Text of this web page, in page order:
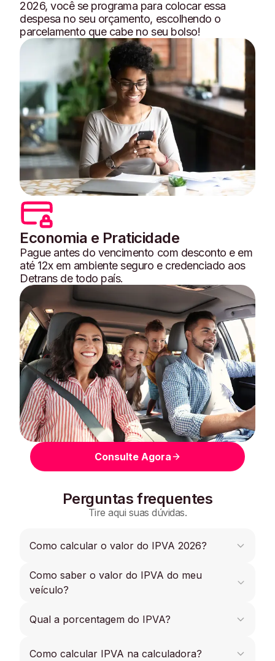
2026, você se programa para colocar essa
despesa no seu orçamento, escolhendo o
parcelamento que cabe no seu bolso!
Economia e Praticidade
Pague antes do vencimento com desconto e em
até 12x em ambiente seguro e credenciado aos
Detrans de todo país.
Consulte Agora
Perguntas frequentes
Tire aqui suas dúvidas.
Como calcular o valor do IPVA 2026?
Use a calculadora de IPVA Zapay. Ela faz tudo
automaticamente com base na placa e no e-mail
Como saber o valor do IPVA do meu
veículo?
Consulte na Zapay, é de graça e você calcula
seu IPVA
Qual a porcentagem do IPVA?
Depende do estado. A alíquota costuma variar
Como calcular IPVA na calculadora?